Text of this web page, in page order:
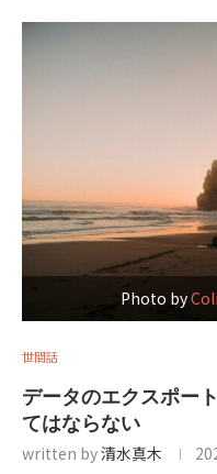
Photo by
世間話
データのエクスポー
てはならない
written by清水真木